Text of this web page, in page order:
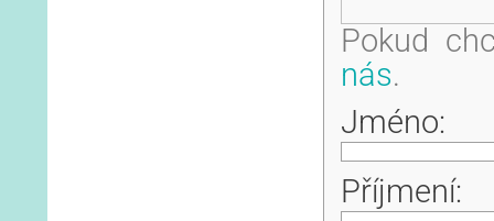
Pokud
nás.
Jméno:
Příjmení: